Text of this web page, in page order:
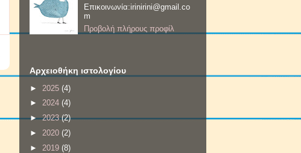
Επικοινωνία:irinirini@gmail.co
m
Προβολή πλήρους προφίλ
Αρχειοθήκη ιστολογίου
► 2025 (4)
► 2024 (4)
►2023(2)
► 2020 (2)
► 2019 (8)